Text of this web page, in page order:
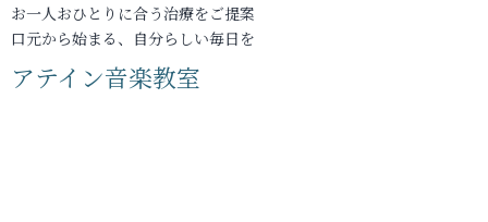
お一人おひとりに合う治療をご提案
口元から始まる、自分らしい毎日を
アテイン音楽教室